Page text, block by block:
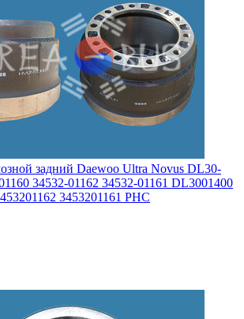
задний Daewoo Ultra Novus DL30-
34532-01162 34532-01161 DL3001400
3453201161 PHC